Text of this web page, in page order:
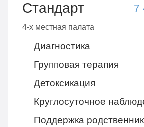
Стандарт 7
4-х местная палата
Диагностика
Групповая терапия
Детоксикация
Круглосуточное
Поддержка